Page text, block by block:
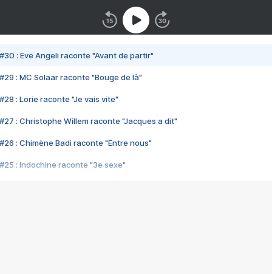
#30 : Eve Angeli raconte "Avant de partir"
#29 : MC Solaar raconte "Bouge de là"
#28 : Lorie raconte "Je vais vite"
#27 : Christophe Willem raconte "Jacques a dit"
#26 : Chimène Badi raconte "Entre nous"
#25 : Indochine raconte "3e sexe"